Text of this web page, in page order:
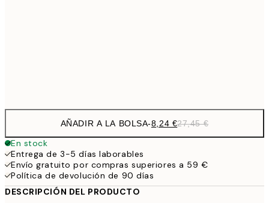
AÑADIR A LA BOLSA-8,24 €27,45 €
En stock
Entrega de 3-5 días laborables
Envío gratuito por compras superiores a 59 €
Política de devolución de 90 días
DESCRIPCIÓN DEL PRODUCTO